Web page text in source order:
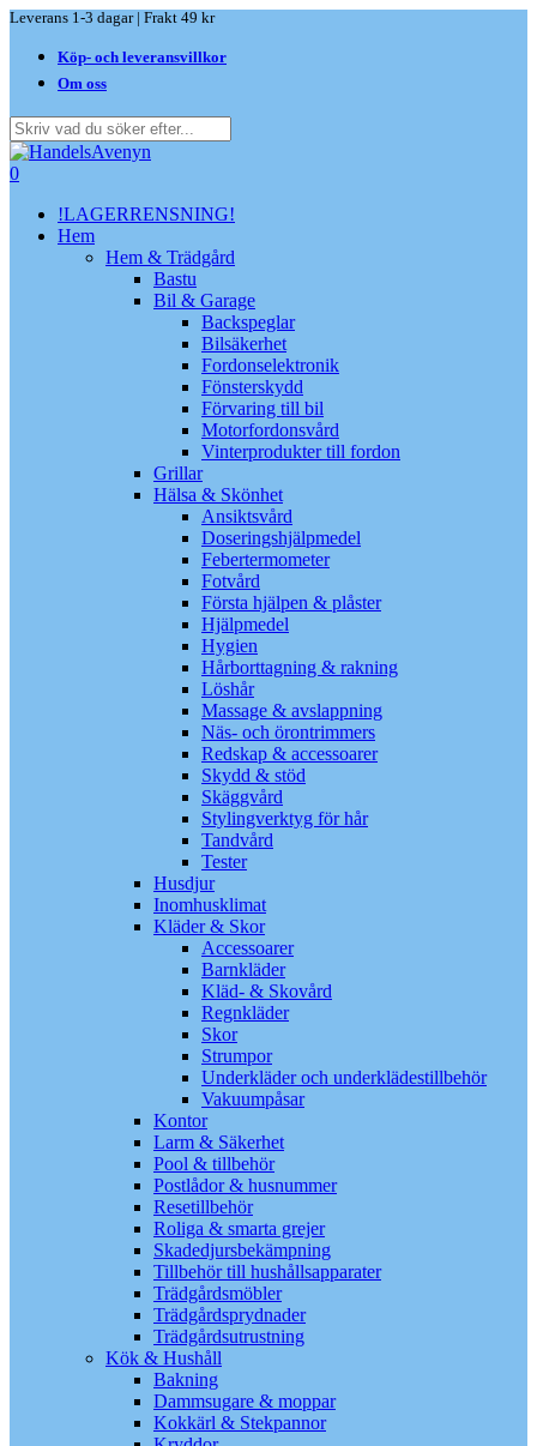
Skip
main
content
Leverans 1-3 dagar | Frakt 49 kr
Köp- och leveransvillkor
Om oss
Close
Search
search
0
!LAGERRENSNING!
Hem
Hem & Trädgård
Bastu
Bil & Garage
Backspeglar
Bilsäkerhet
Fordonselektronik
Fönsterskydd
Förvaring till bil
Motorfordonsvård
Vinterprodukter till fordon
Grillar
Hälsa & Skönhet
Ansiktsvård
Doseringshjälpmedel
Febertermometer
Fotvård
Första hjälpen & plåster
Hjälpmedel
Hygien
Hårborttagning & rakning
Löshår
Massage & avslappning
Näs- och örontrimmers
Redskap & accessoarer
Skydd & stöd
Skäggvård
Stylingverktyg för hår
Tandvård
Tester
Husdjur
Inomhusklimat
Kläder & Skor
Accessoarer
Barnkläder
Kläd- & Skovård
Regnkläder
Skor
Strumpor
Underkläder och underklädestillbehör
Vakuumpåsar
Kontor
Larm & Säkerhet
Pool & tillbehör
Postlådor & husnummer
Resetillbehör
Roliga & smarta grejer
Skadedjursbekämpning
Tillbehör till hushållsapparater
Trädgårdsmöbler
Trädgårdsprydnader
Trädgårdsutrustning
Kök & Hushåll
Bakning
Dammsugare & moppar
Kokkärl & Stekpannor